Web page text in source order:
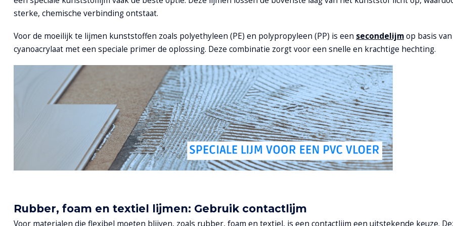
sterke, chemische verbinding ontstaat.
Voor de moeilijk te lijmen kunststoffen zoals polyethyleen (PE) en polypropyleen (PP) is een secondelijmop basis van
cyanoacrylaat met een speciale primer de oplossing. Deze combinatie zorgt voor een snelle en krachtige hechting.
Rubber, foam en textiel lijmen: Gebruik contactlijm
Voor materialen die flexibel moeten blijven, zoals rubber, foam en textiel, is een contactlijm een uitstekende keuze.